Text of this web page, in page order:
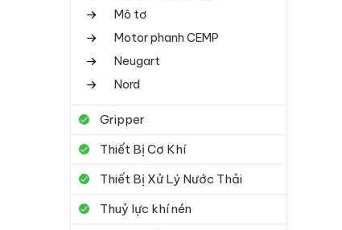
Mô tơ
Motor phanh CEMP
Neugart
Nord
Gripper
Thiết Bị Cơ Khí
Thiết Bị Xử Lý Nước Thải
Thuỷ lực khí nén